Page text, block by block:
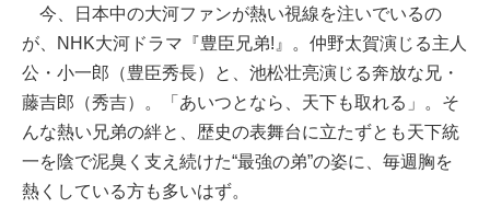
今、日本中の大河ファンが熱い視線を注いでいるの
が、NHK大河ドラマ『豊臣兄弟!』。仲野太賀演じる主人
公・小一郎（豊臣秀長）と、池松壮亮演じる奔放な兄・
藤吉郎（秀吉）。「あいつとなら、天下も取れる」。そ
んな熱い兄弟の絆と、歴史の表舞台に立たずとも天下統
一を陰で泥臭く支え続けた“最強の弟”の姿に、毎週胸を
熱くしている方も多いはず。